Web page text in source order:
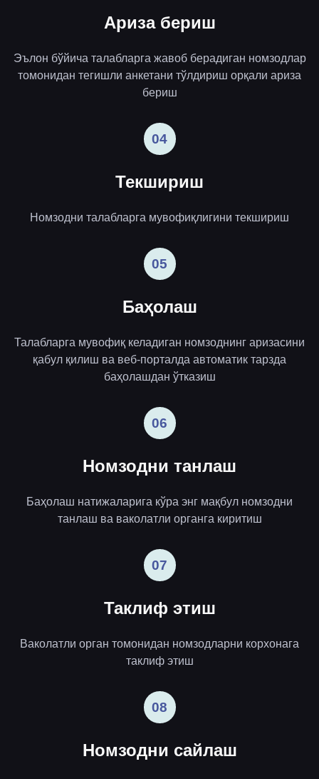
Ариза бериш
Эълон бўйича талабларга жавоб берадиган номзодлар
томонидан тегишли анкетани тўлдириш орқали ариза
бериш
04
Текшириш
Номзодни талабларга мувофиқлигини текшириш
05
Баҳолаш
Талабларга мувофиқ келадиган номзоднинг аризасини
қабул қилиш ва веб-порталда автоматик тарзда
баҳолашдан ўтказиш
06
Номзодни танлаш
Баҳолаш натижаларига кўра энг мақбул номзодни
танлаш ва ваколатли органга киритиш
07
Таклиф этиш
Ваколатли орган томонидан номзодларни корхонага
таклиф этиш
08
Номзодни сайлаш